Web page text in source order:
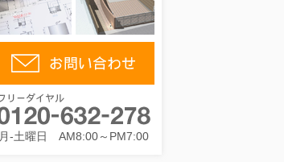
月-土曜日 AM8:00～PM7:00